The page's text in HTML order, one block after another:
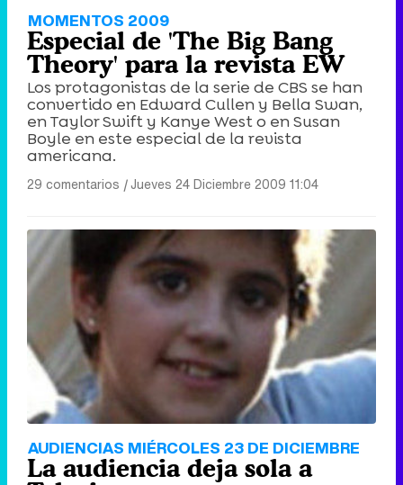
MOMENTOS 2009
Especial de 'The Big Bang
Theory' para la revista EW
Los protagonistas de la serie de CBS se han
convertido en Edward Cullen y Bella Swan,
en Taylor Swift y Kanye West o en Susan
Boyle en este especial de la revista
americana.
29 comentarios |Jueves 24 Diciembre 2009 11:04
AUDIENCIAS MIÉRCOLES 23 DE DICIEMBRE
La audiencia deja sola a